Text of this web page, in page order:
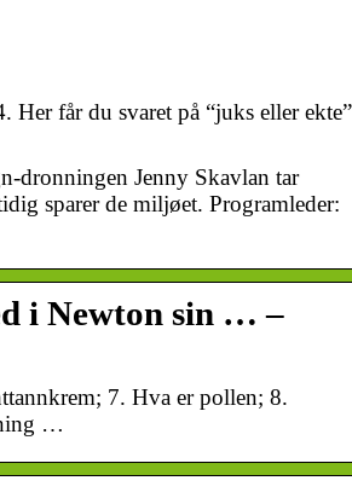
Her får du svaret på “juks eller
dronningen Jenny Skavlan tar
sparer de miljøet. Programleder:
i Newton sin … –
7. Hva er pollen; 8.
…